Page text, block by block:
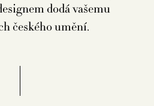
dodá vašemu
českého umění.